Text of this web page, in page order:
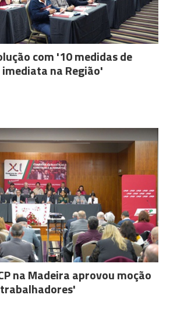
com '10 medidas de
na Região'
na Madeira aprovou moção